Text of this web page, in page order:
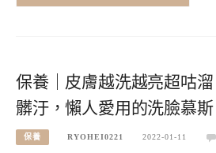
保養｜皮膚越洗越亮超咕
髒汙，懶人愛用的洗臉慕斯
保養 RYOHEI0221 2022-01-11